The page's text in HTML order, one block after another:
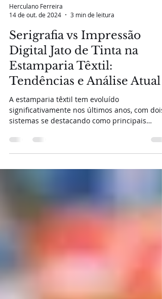
Herculano Ferreira
14 de out. de 2024
3 min de leitura
Serigrafia vs Impressão
Digital Jato de Tinta na
Estamparia Têxtil:
Tendências e Análise Atual
significativamente nos últimos anos, com dois
sistemas se destacando como principais